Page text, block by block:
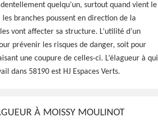
Verts
en les
en vigueur
quelqu’un, surtout quand vient le
branches poussent en direction de la
vont affecter sa structure. L’utilité d’un
prévenir les risques de danger, soit pour
une coupure de celles-ci. L’élagueur à qui
dans 58190 est HJ Espaces Verts.
À MOISSY MOULINOT